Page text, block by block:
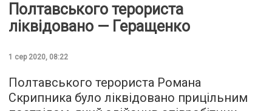
Полтавського терориста
ліквідовано — Геращенко
1 сер 2020, 08:22
Полтавського терориста Романа
Скрипника було ліквідовано прицільним